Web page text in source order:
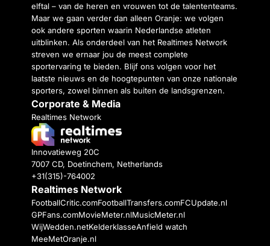
elftal – van de heren en vrouwen tot de talententeams.
Maar we gaan verder dan alleen Oranje: we volgen
ook andere sporten waarin Nederlandse atleten
uitblinken. Als onderdeel van het Realtimes Network
streven we ernaar jou de meest complete
sportervaring te bieden. Blijf ons volgen voor het
laatste nieuws en de hoogtepunten van onze nationale
sporters, zowel binnen als buiten de landsgrenzen.
Corporate & Media
Realtimes Network
Innovatieweg 20C
7007 CD, Doetinchem, Netherlands
+31(315)-764002
Realtimes Network
FootballCritic.comFootballTransfers.comFCUpdate.nl
GPFans.comMovieMeter.nlMusicMeter.nl
WijWedden.netKelderklasseAnfield watch
MeeMetOranje.nl